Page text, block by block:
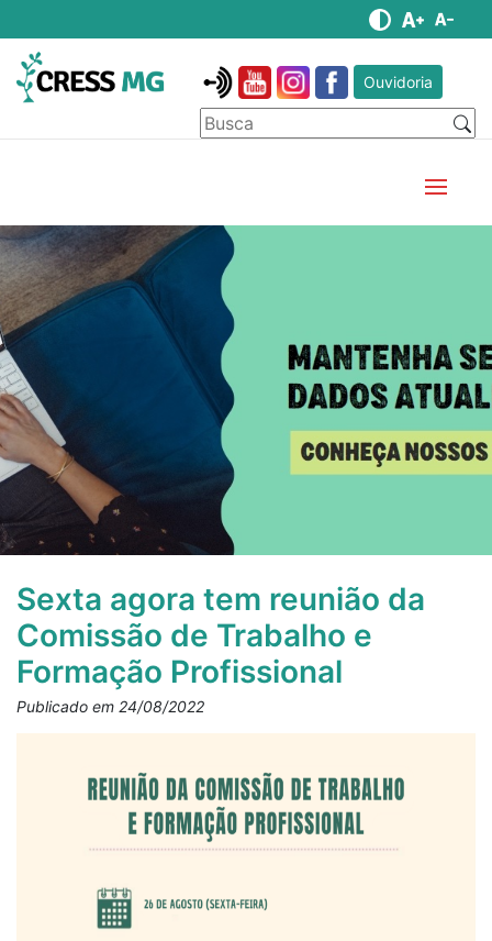
Ouvidoria
Sexta agora tem reunião da
Comissão de Trabalho e
Formação Profissional
Publicado em 24/08/2022